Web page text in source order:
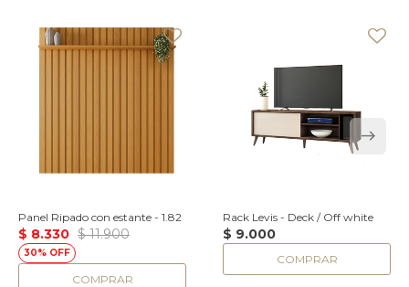
Panel Ripado con estante - 1.82
$ 8.330 $ 11.900
30
Rack Levis - Deck / Off white
$ 9.000